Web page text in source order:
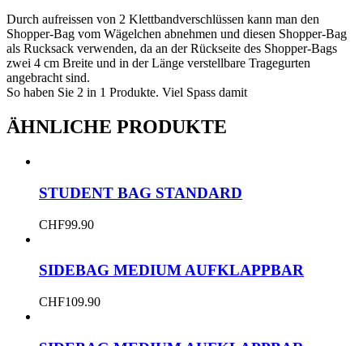
Durch aufreissen von 2 Klettbandverschlüssen kann man den
Shopper-Bag vom Wägelchen abnehmen und diesen Shopper-Bag
als Rucksack verwenden, da an der Rückseite des Shopper-Bags
zwei 4 cm Breite und in der Länge verstellbare Tragegurten
angebracht sind.
So haben Sie 2 in 1 Produkte. Viel Spass damit
ÄHNLICHE PRODUKTE
STUDENT BAG STANDARD
CHF99.90
SIDEBAG MEDIUM AUFKLAPPBAR
CHF109.90